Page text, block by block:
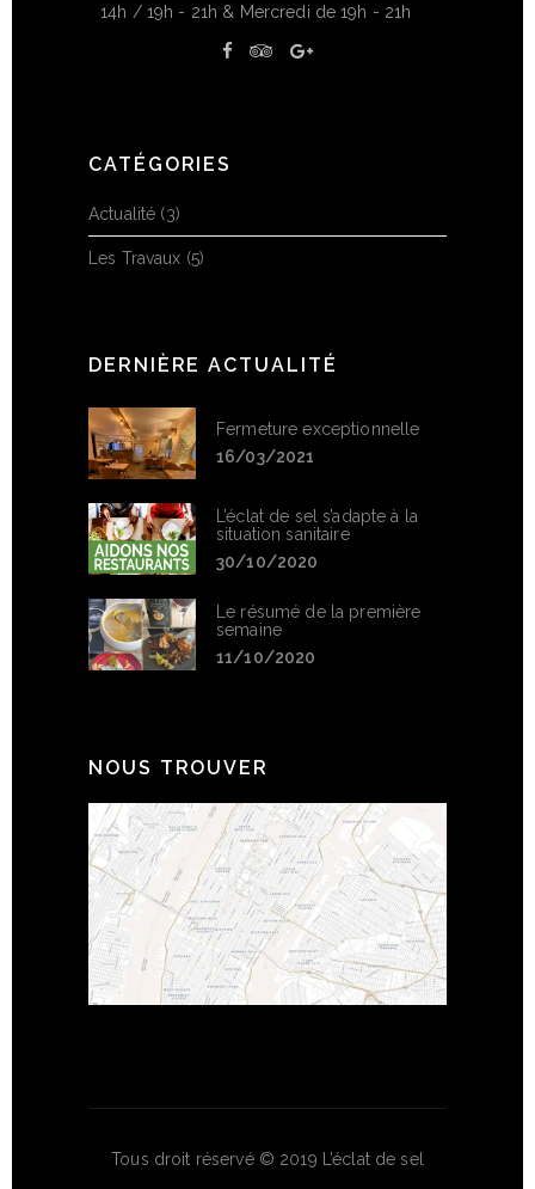
14h / 19h - 21h & Mercredi de 19h - 21h
CATÉGORIES
Actualité (3)
Les Travaux (5)
DERNIÈRE ACTUALITÉ
Fermeture exceptionnelle
16/03/2021
L’éclat de sel s’adapte à la
situation sanitaire
30/10/2020
Le résumé de la première
semaine
11/10/2020
NOUS TROUVER
Tous droit réservé © 2019 L’éclat de sel